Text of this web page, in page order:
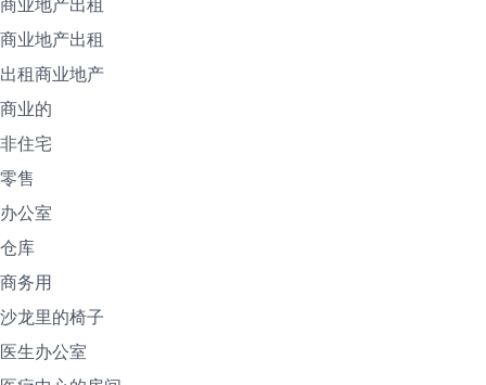
商业地产出租
出租商业地产
商业的
非住宅
零售
办公室
仓库
商务用
沙龙里的椅子
医生办公室